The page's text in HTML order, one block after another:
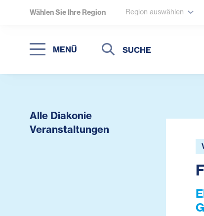
Wählen Sie Ihre Region Region auswählen
MENÜ
Suche
Suche
Alle Diakonie
Veranstaltungen